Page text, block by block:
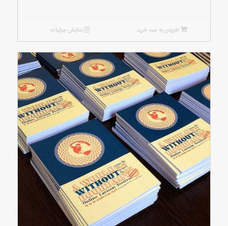
افزودن به سبد خرید نمایش جزئیات